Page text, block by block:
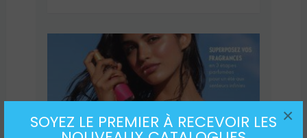
SOYEZ LE PREMIER À RECEVOIR LES ×